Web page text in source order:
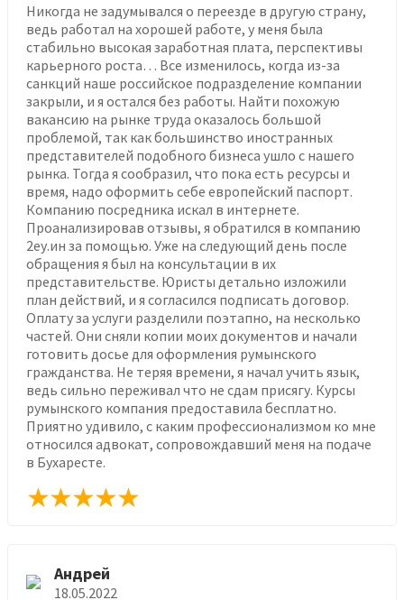
Никогда не задумывался о переезде в другую страну,
ведь работал на хорошей работе, у меня была
стабильно высокая заработная плата, перспективы
карьерного роста… Все изменилось, когда из-за
санкций наше российское подразделение компании
закрыли, и я остался без работы. Найти похожую
вакансию на рынке труда оказалось большой
проблемой, так как большинство иностранных
представителей подобного бизнеса ушло с нашего
рынка. Тогда я сообразил, что пока есть ресурсы и
время, надо оформить себе европейский паспорт.
Компанию посредника искал в интернете.
Проанализировав отзывы, я обратился в компанию
2еу.ин за помощью. Уже на следующий день после
обращения я был на консультации в их
представительстве. Юристы детально изложили
план действий, и я согласился подписать договор.
Оплату за услуги разделили поэтапно, на несколько
частей. Они сняли копии моих документов и начали
готовить досье для оформления румынского
гражданства. Не теряя времени, я начал учить язык,
ведь сильно переживал что не сдам присягу. Курсы
румынского компания предоставила бесплатно.
Приятно удивило, с каким профессионализмом ко мне
относился адвокат, сопровождавший меня на подаче
в Бухаресте.
Андрей
18.05.2022